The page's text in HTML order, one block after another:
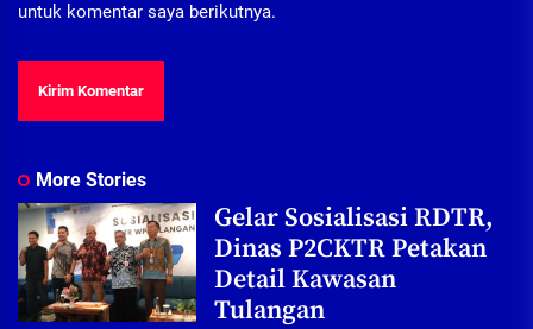
untuk komentar saya berikutnya.
More Stories
Gelar Sosialisasi RDTR,
Dinas P2CKTR Petakan
Detail Kawasan
Tulangan